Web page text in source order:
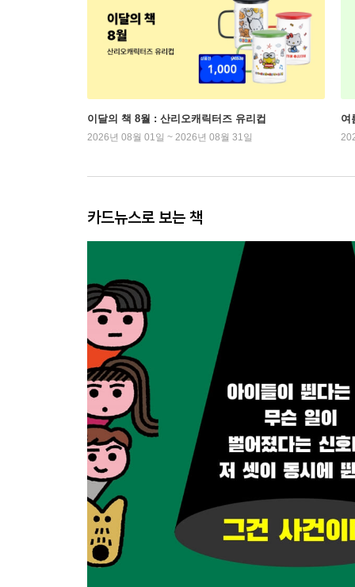
이달의 책 8월 : 산리오캐릭터즈 유리컵
2026년 08월 01일 ~ 2026년 08월 31일
여
카드뉴스로 보는 책